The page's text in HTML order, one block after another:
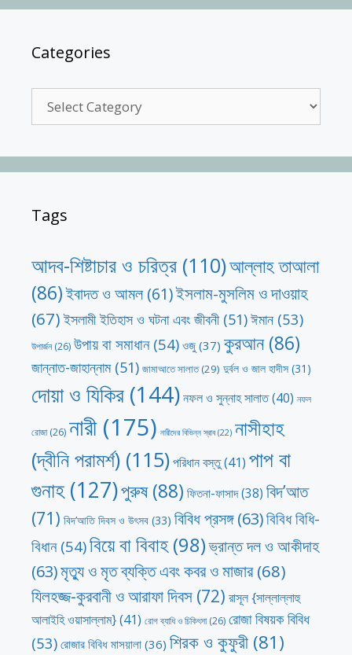
Categories
Tags
আদব-শিষ্টাচার ও চরিত্র (110)আল্লাহ তাআলা
(86)ইবাদত ও আমল(61)ইসলাম-মুসলিম ও দাওয়াহ
(67) ইসলামী ইতিহাস ও ঘটনা এবং জীবনী(51)ঈমান (53)
উপার্জন(26) উপায় বা সমাধান(54) ওজু (37) কুরআন(86)
জান্নাত-জাহান্নাম(51) জামাআতে সালাত(29) দুর্বল ও জাল হাদীস (31)
দোয়া ও যিকির (144)নফল ও সুন্নাহ সালাত(40) নফল
রোজা(26) নারী(175) নারীদের বিভিন্ন স্রাব(22) নাসীহাহ
(দ্বীনি পরামর্শ) (115)পরিধান বস্তু(41) পাপ বা
গুনাহ(127)পুরুষ(88) ফিতনা-ফাসাদ(38) বিদ’আত
(71) বিদ’আতি দিবস ও উৎসব (33) বিবিধ প্রসঙ্গ(63)বিবিধ বিধি-
বিধান(54)বিয়ে বা বিবাহ(98)ভ্রান্ত দল ও আকীদাহ
(63)মৃত্যু ও মৃত ব্যক্তি এবং কবর ও মাজার(68)
যিলহজ্জ-কুরবানী ও আরাফা দিবস (72) রাসূল {সাল্লাল্লাহু
আলাইহি ওয়াসাল্লাম}(41) রোগ ব্যাধি ও চিকিৎসা(26) রোজা বিষয়ক বিবিধ
(53) রোজার বিবিধ মাসয়ালা (36) শিরক ও কুফুরী (81)